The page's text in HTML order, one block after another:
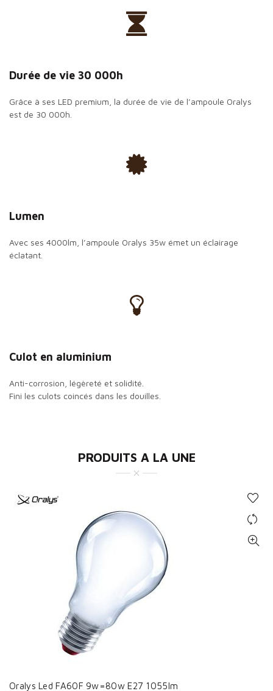
Durée de vie 30 000h
Grâce à ses LED premium, la durée de vie de l’ampoule Oralys
est de 30 000h.
Lumen
Avec ses 4000lm, l’ampoule Oralys 35w émet un éclairage
éclatant.
Culot en aluminium
Anti-corrosion, légèreté et solidité.
Fini les culots coincés dans les douilles.
PRODUITS A LA UNE
Oralys Led FA60F 9w=80w E27 1055lm